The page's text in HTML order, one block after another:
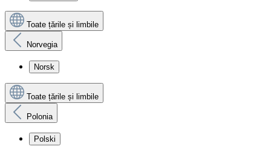
Toate țările și limbile
Norvegia
Norsk
Toate țările și limbile
Polonia
Polski